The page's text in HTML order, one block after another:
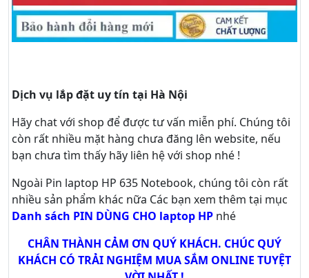
Dịch vụ lắp đặt uy tín tại Hà Nội
Hãy chatvới shop để được tư vấn miễn phí. Chúng tôi
còn rất nhiều mặt hàng chưa đăng lên website, nếu
bạn chưa tìm thấy hãy liên hệ với shop nhé !
Ngoài Pin laptop HP 635 Notebook, chúng tôi còn rất
nhiều sản phẩm khác nữa Các bạn xem thêm tại mục
Danh sách PIN DÙNG CHO laptop HP nhé
CHÂN THÀNH CẢM ƠN QUÝ KHÁCH. CHÚC QUÝ
KHÁCH CÓ TRẢI NGHIỆM MUA SẮM ONLINE TUYỆT